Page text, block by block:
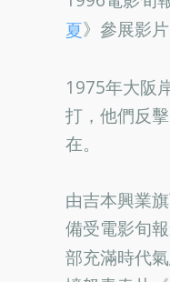
夏》參展影
1975年大阪
打，他們反
在。
由吉本興業
備受電影旬
部充滿時代